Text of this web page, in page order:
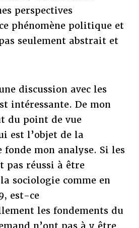
perspectives
phénomène politique et
seulement abstrait et
discussion avec les
intéressante. De mon
du point de vue
est l’objet de la
fonde mon analyse. Si les
pas réussi à être
sociologie comme en
est-ce
les fondements du